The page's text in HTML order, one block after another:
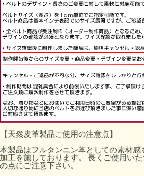
【天然皮革製品ご使用の注意点】
本製品はフルタンニン革としての素材感
加工を施しております。 長くご使用い
の点にご注意下さい。